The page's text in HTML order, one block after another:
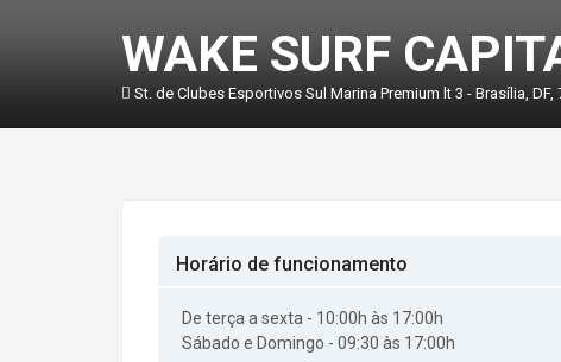
WAKE SURF
St. de Clubes Esportivos Sul Marina Premium lt 3 - Brasília, DF,
Horário de funcionamento
De terça a sexta - 10:00h às 17:00h
Sábado e Domingo - 09:30 às 17:00h